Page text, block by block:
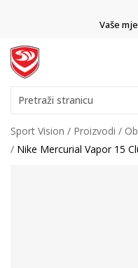
Vaše
Pretraži stranicu
Sport Vision Proizvodi
Nike Mercurial Vapor 15